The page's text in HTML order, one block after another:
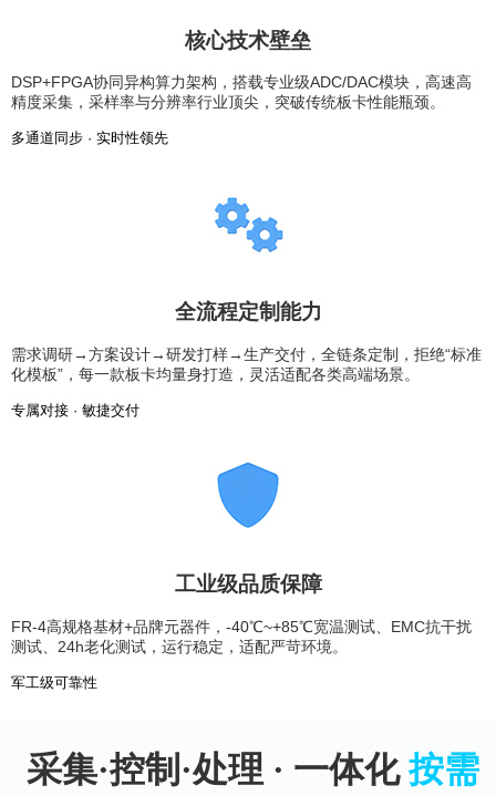
核心技术壁垒
DSP+FPGA协同异构算力架构，搭载专业级ADC/DAC模块，高速高
精度采集，采样率与分辨率行业顶尖，突破传统板卡性能瓶颈。
多通道同步 · 实时性领先
全流程定制能力
需求调研→方案设计→研发打样→生产交付，全链条定制，拒绝“标准
化模板”，每一款板卡均量身打造，灵活适配各类高端场景。
专属对接 · 敏捷交付
工业级品质保障
FR-4高规格基材+品牌元器件，-40℃~+85℃宽温测试、EMC抗干扰
测试、24h老化测试，运行稳定，适配严苛环境。
军工级可靠性
采集·控制·处理 · 一体化按需